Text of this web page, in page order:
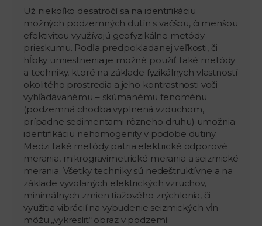
Už niekoľko desaťročí sa na identifikáciu
možných podzemných dutín s väčšou, či menšou
efektivitou využívajú geofyzikálne metódy
prieskumu. Podľa predpokladanej veľkosti, či
hĺbky umiestnenia je možné použiť také metódy
a techniky, ktoré na základe fyzikálnych vlastností
okolitého prostredia a jeho kontrastnosti voči
vyhľadávanému – skúmanému fenoménu
(podzemná chodba vyplnená vzduchom,
prípadne sedimentami rôzneho druhu) umožnia
identifikáciu nehomogenity v podobe dutiny.
Medzi také metódy patria elektrické odporové
merania, mikrogravimetrické merania a seizmické
merania. Všetky techniky sú nedeštruktívne a na
základe vyvolaných elektrických vzruchov,
minimálnych zmien tiažového zrýchlenia, či
využitia vibrácií na vybudenie seizmických vĺn
môžu „vykresliť“ obraz v podzemí.